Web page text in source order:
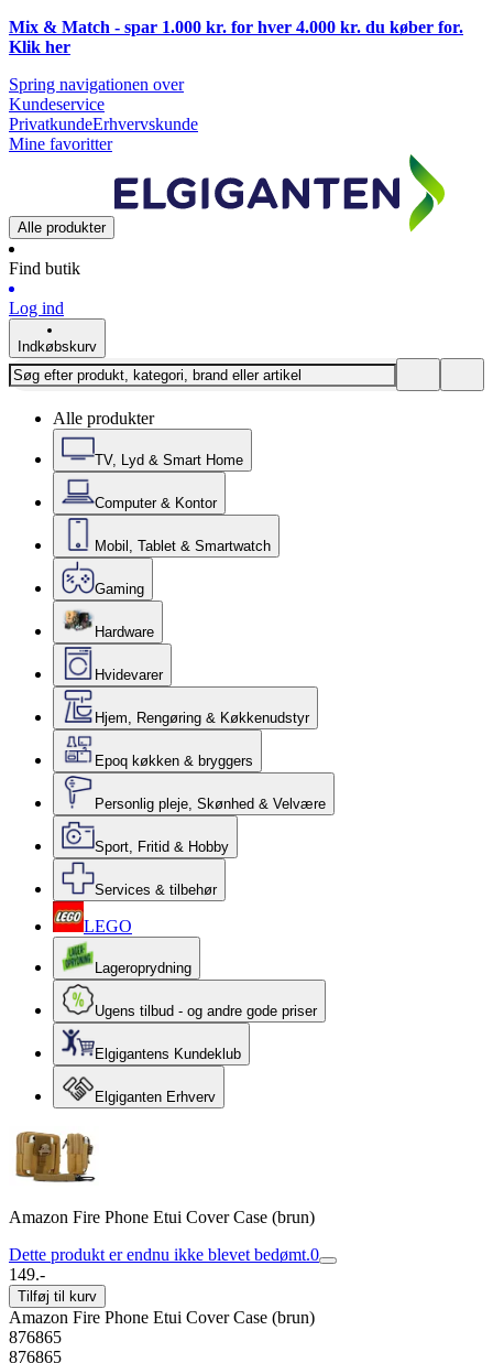
Mix & Match - spar 1.000 kr. for hver 4.000 kr. du køber for.
Klik her
Spring navigationen over
Kundeservice
PrivatkundeErhvervskunde
Mine favoritter
Alle produkter
Find butik
Log ind
Indkøbskurv
Alle produkter
TV, Lyd & Smart Home
Computer & Kontor
Mobil, Tablet & Smartwatch
Gaming
Hardware
Hvidevarer
Hjem, Rengøring & Køkkenudstyr
Epoq køkken & bryggers
Personlig pleje, Skønhed & Velvære
Sport, Fritid & Hobby
Services & tilbehør
LEGO
Lageroprydning
Ugens tilbud - og andre gode priser
Elgigantens Kundeklub
Elgiganten Erhverv
Amazon Fire Phone Etui Cover Case (brun)
Dette produkt er endnu ikke blevet bedømt.0
149.-
Tilføj til kurv
Amazon Fire Phone Etui Cover Case (brun)
876865
876865